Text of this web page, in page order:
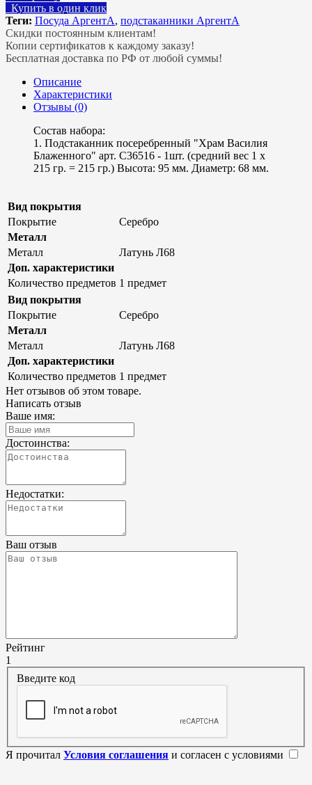
Купить в один клик
Теги: Посуда АргентА, подстаканники АргентА
Скидки постоянным клиентам!
Копии сертификатов к каждому заказу!
Бесплатная доставка по РФ от любой суммы!
Описание
Характеристики
Отзывы (0)
Состав набора:
1. Подстаканник посеребренный "Храм Василия
Блаженного" арт. С36516 - 1шт. (средний вес 1 х
215 гр. = 215 гр.) Высота: 95 мм. Диаметр: 68 мм.
Вид покрытия
Покрытие
Серебро
Металл
Металл
Латунь Л68
Доп. характеристики
Количество предметов 1 предмет
Вид покрытия
Покрытие
Серебро
Металл
Металл
Латунь Л68
Доп. характеристики
Количество предметов 1 предмет
Нет отзывов об этом товаре.
Написать отзыв
Ваше имя:
Достоинства:
Недостатки:
Ваш отзыв
Рейтинг
1
Введите код
Я прочитал Условия соглашения и согласен с условиями